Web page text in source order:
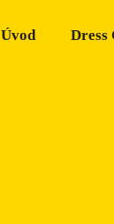
Úvod Dress